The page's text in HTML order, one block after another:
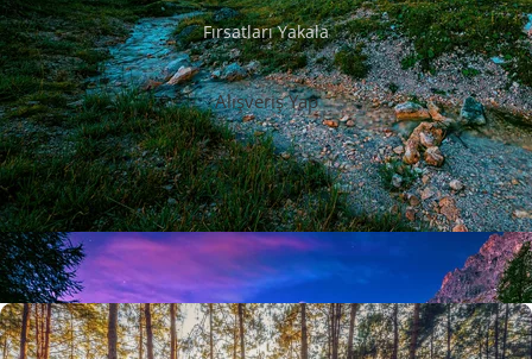
Fırsatları Yakala
Alışveriş Yap